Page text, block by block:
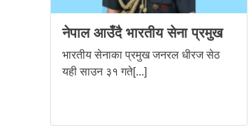
नेपाल आउँदै भारतीय सेना प्रमुख
भारतीय सेनाका प्रमुख जनरल धीरज सेठ
यही साउन ३१ गते[...]